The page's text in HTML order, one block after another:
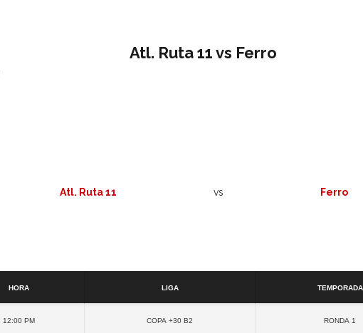
Atl. Ruta 11 vs Ferro
Atl. Ruta 11 vs Ferro
Hora Liga Temporada
12:00 pm Copa +30 B2 Ronda 1